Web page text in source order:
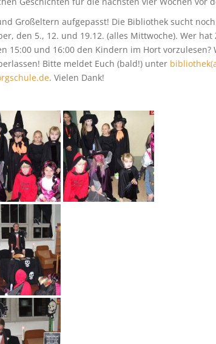
Großeltern aufgepasst! Die Bibliothek sucht
den 5., 12. und 19.12. (alles Mittwoche). Wer
15:00 und 16:00 den Kindern im Hort vorzulesen?
Bitte meldet Euch (bald!) unter
. Vielen Dank!